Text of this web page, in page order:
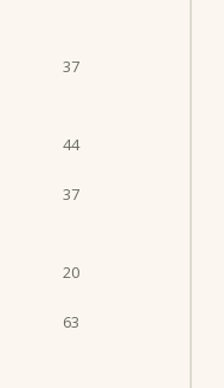
37
44
37
20
63